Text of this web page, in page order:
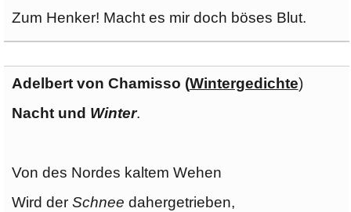
Zum Henker! Macht es mir doch böses Blut.
Adelbert von Chamisso (Wintergedichte)
Nacht und Winter.
Von des Nordes kaltem Wehen
Wird der Schnee dahergetrieben,